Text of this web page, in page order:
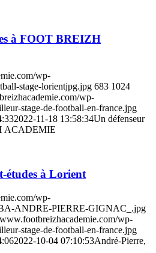
à FOOT BREIZH
wp-
stage-lorientjpg.jpg 683 1024
wp-
stage-de-football-en-france.jpg
2022-11-18 13:58:34Un défenseur
ACADEMIE
études à Lorient
wp-
ANDRE-PIERRE-GIGNAC_.jpg
wp-
stage-de-football-en-france.jpg
2022-10-04 07:10:53André-Pierre,